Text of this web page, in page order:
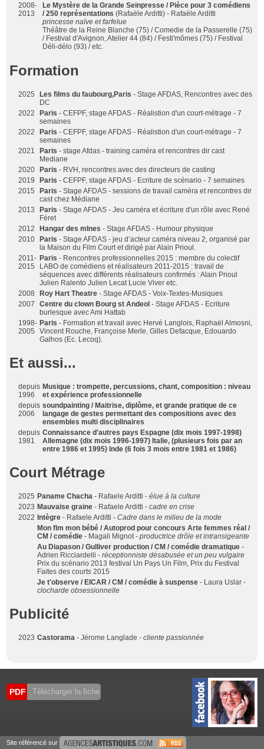
2008-
2013
Le Mystère de la Grande Seinpresse / Pièce pour 3 comédiens
/ 250 représentations (Rafaële Arditti) - Rafaële Arditti
princesse naïve et farfelue
Théâtre de la Reine Blanche (75) / Comedie de la Passerelle (75)
/ Festival d'Avignon, Atelier 44 (84) / Festi'mômes (75) / Festival
Déli-délo (93) / etc.
Formation
2025 Les films du faubourg,Paris - Stage AFDAS, Rencontres avec des
DC
2022
Paris - CEFPF, stage AFDAS - Réalistion d'un court-métrage - 7
semaines
2022
Paris - CEFPF, stage AFDAS - Réalistion d'un court-métrage - 7
semaines
2021
Paris - stage Afdas - training caméra et rencontres dir cast
Mediane
2020 Paris - RVH, rencontres avec des directeurs de casting
2019
Paris - CEFPF, stage AFDAS - Ecriture de scénario - 7 semaines
2015
Paris - Stage AFDAS - sessions de travail caméra et rencontres dir
cast chez Médiane
2013
Paris - Stage AFDAS - Jeu caméra et écriture d'un rôle avec René
Féret
2012
Hangar des mInes - Stage AFDAS - Humour physique
2010 Paris - Stage AFDAS - jeu d’acteur caméra niveau 2, organisé par
la Maison du Film Court et dirigé par Alain Prioul.
2011-
2015
Paris - Rencontres professionnelles 2015 : membre du colectif
LABO de comédiens et réalisateurs 2011-2015 : travail de
séquences avec différents réalisateurs confirmés : Alain Prioul
Julien Ralento Julien Lecat Lucie Viver etc.
2008
Roy Hart Theatre - Stage AFDAS - Voix-Textes-Musiques
2007
Centre du clown Bourg st Andeol - Stage AFDAS - Ecriture
burlesque avec Ami Hattab
1998-
2005
Paris - Formation et travail avec Hervé Langlois, Raphaël Almosni,
Vincent Rouche, Françoise Merle, Gilles Defacque, Edouardo
Galhos (Ec. Lecoq).
Et aussi...
depuis
1996
Musique : trompette, percussions, chant, composition : niveau
et expérience professionnelle
depuis
2006
soundpainting / Maitrise, diplôme, et grande pratique de ce
langage de gestes permettant des compositions avec des
ensembles multi disciplinaires
depuis
1981
Connaissance d'autres pays Espagne (dix mois 1997-1998)
Allemagne (dix mois 1996-1997) Italie, (plusieurs fois par an
entre 1986 et 1995) Inde (6 fois 3 mois entre 1981 et 1986)
Court Métrage
2025 Paname Chacha - Rafaele Arditti -élue à la culture
2023 Mauvaise graine - Rafaele Arditti -cadre en crise
2022 Intègre - Rafaele Arditti -Cadre dans le milieu de la mode
Mon flm mon bébé / Autoprod pour concours Arte femmes réal /
CM / comédie - Magali Mignot -productrice drôle et intransigeante
Au Diapason / Gulliver production / CM / comédie dramatique -
Adrien Ricciardelli -réceptionniste désabusée et un peu vulgaire
Prix du scénario 2013 festival Un Pays Un Film, Prix du Festival
Faites des courts 2015
Je t'observe / EICAR / CM / comédie à suspense - Laura Uslar -
clocharde obsessionnelle
Publicité
2023 Castorama - Jérome Langlade -cliente passionnée
PDF Télécharger la fiche
Site référencé sur